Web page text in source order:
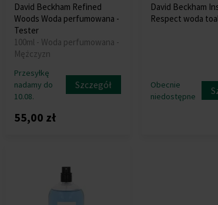
David Beckham Refined
Woods Woda perfumowana -
Tester
100ml - Woda perfumowana -
Mężczyzn
Przesyłkę
nadamy do
10.08.
Szczegół
55,00 zł
David Beckham
Respect woda
Obecnie
niedostępne